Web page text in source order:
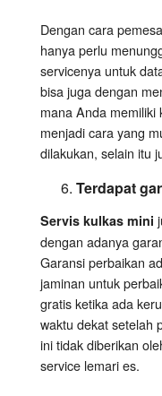
Dengan cara
hanya perlu
servicenya untuk
bisa juga dengan
mana Anda memiliki
menjadi cara yang
dilakukan, selain itu
Terdapat
Servis kulkas mini
dengan adanya
Garansi perbaikan
jaminan untuk
gratis ketika ada
waktu dekat setelah
ini tidak diberikan
service lemari es.